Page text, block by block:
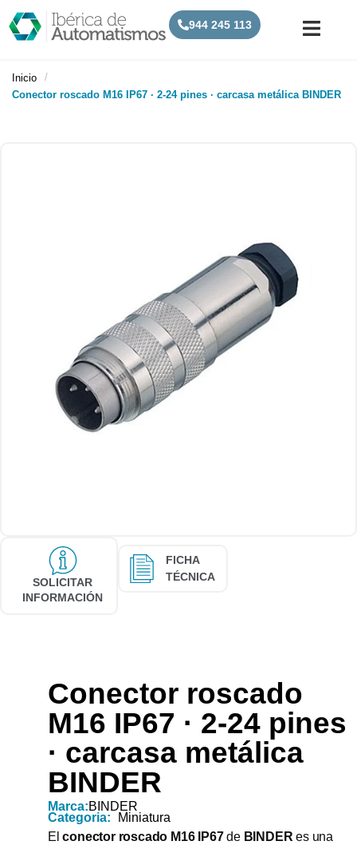
944 245 113
Inicio
/
Conector roscado M16 IP67 · 2-24 pines · carcasa metálica BINDER
SOLICITAR
INFORMACIÓN
FICHA
TÉCNICA
Conector roscado
M16 IP67 · 2-24 pines
· carcasa metálica
BINDER
Marca:BINDER
Categoria:
Miniatura
Elconector roscado M16 IP67de BINDER es una